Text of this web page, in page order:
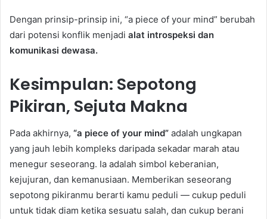
Dengan prinsip-prinsip ini, “a piece of your mind” berubah
dari potensi konflik menjadi alat introspeksi dan
komunikasi dewasa.
Kesimpulan: Sepotong
Pikiran, Sejuta Makna
Pada akhirnya, “a piece of your mind” adalah ungkapan
yang jauh lebih kompleks daripada sekadar marah atau
menegur seseorang. Ia adalah simbol keberanian,
kejujuran, dan kemanusiaan. Memberikan seseorang
sepotong pikiranmu berarti kamu peduli — cukup peduli
untuk tidak diam ketika sesuatu salah, dan cukup berani